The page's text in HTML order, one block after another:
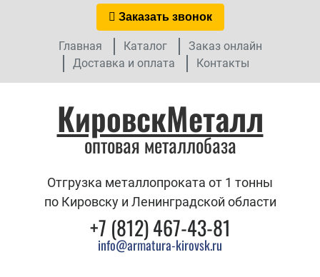
Заказать звонок
Главная Каталог
Заказ онлайн
Доставка и оплата
Контакты
КировскМеталл
оптовая металлобаза
Отгрузка металлопроката от 1 тонны
по Кировску и Ленинградской области
+7 (812) 467-43-81
info@armatura-kirovsk.ru